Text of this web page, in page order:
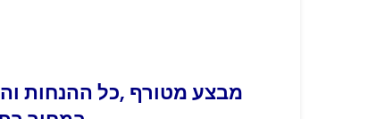
מבצע מטורף ,כל ההנחות